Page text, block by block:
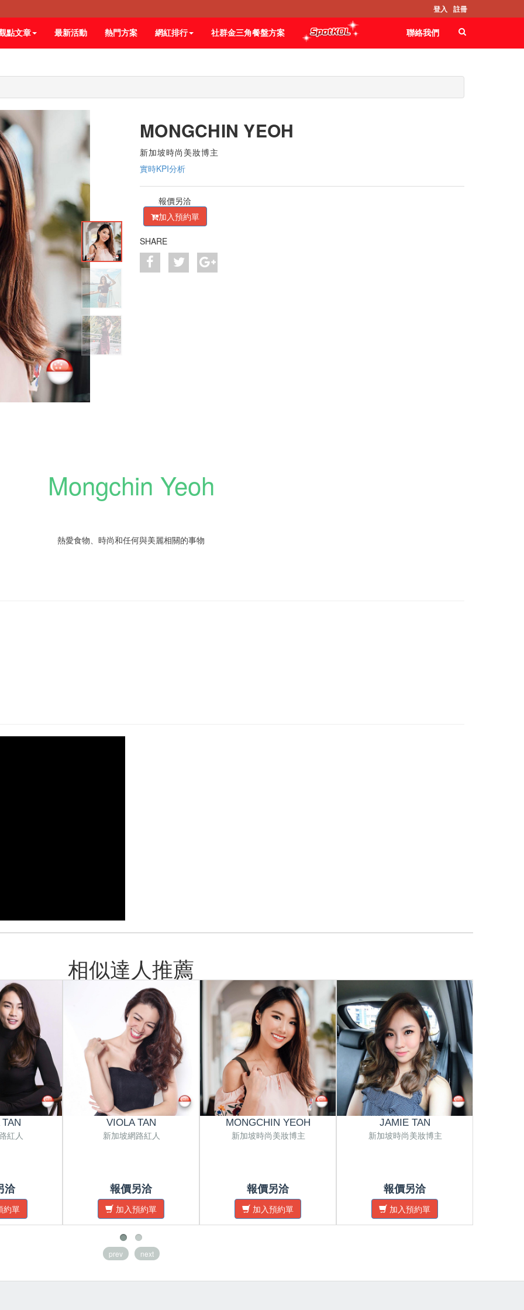
登入 註冊
點文章 最新活動 熱門方案 網紅排行 社群金三角餐盤方案 聯絡我們
MONGCHIN YEOH
新加坡時尚美妝博主
實時KPI分析
報價另洽
加入預約單
SHARE
Mongchin Yeoh
熱愛食物、時尚和任何與美麗相關的事物
相似達人推薦
紅人
洽
約單
VIOLA TAN
新加坡網路紅人
報價另洽
加入預約單
MONGCHIN YEOH
新加坡時尚美妝博主
報價另洽
加入預約單
JAMIE TAN
新加坡時尚美妝博主
報價另洽
加入預約單
prev next